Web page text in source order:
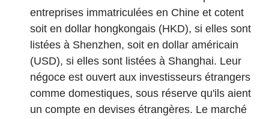
entreprises immatriculées en Chine et cotent
soit en dollar hongkongais (HKD), si elles sont
listées à Shenzhen, soit en dollar américain
(USD), si elles sont listées à Shanghai. Leur
négoce est ouvert aux investisseurs étrangers
comme domestiques, sous réserve qu'ils aient
un compte en devises étrangères. Le marché